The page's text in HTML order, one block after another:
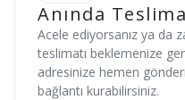
Anında
Acele ediyorsanız ya da
teslimatı beklemenize
adresinize hemen
bağlantı kurabilirsiniz.